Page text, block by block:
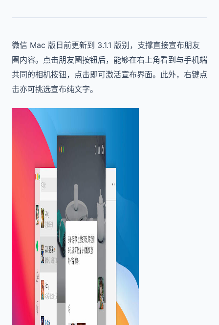
微信 Mac 版日前更新到 3.1.1 版别，支撑直接宣布朋友
圈内容。点击朋友圈按钮后，能够在右上角看到与手机端
共同的相机按钮，点击即可激活宣布界面。此外，右键点
击亦可挑选宣布纯文字。